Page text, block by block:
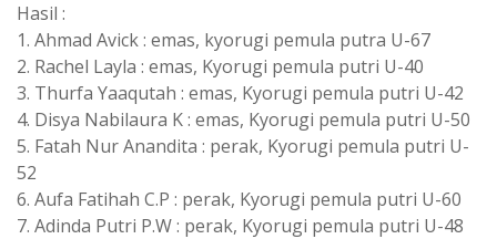
Hasil :
1. Ahmad Avick : emas, kyorugi pemula putra U-67
2. Rachel Layla : emas, Kyorugi pemula putri U-40
3. Thurfa Yaaqutah : emas, Kyorugi pemula putri U-42
4. Disya Nabilaura K : emas, Kyorugi pemula putri U-50
5. Fatah Nur Anandita : perak, Kyorugi pemula putri U-
52
6. Aufa Fatihah C.P : perak, Kyorugi pemula putri U-60
7. Adinda Putri P.W : perak, Kyorugi pemula putri U-48